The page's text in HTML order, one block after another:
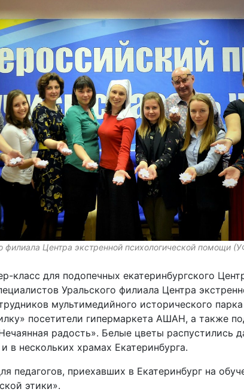
филиала Центра экстренной психологической помощи
класс для подопечных екатеринбургского
Уральского филиала Центра
мультимедийного исторического
посетители гипермаркета АШАН, а также
радость». Белые цветы распустились
в нескольких храмах Екатеринбурга.
педагогов, приехавших в Екатеринбург на
этики».